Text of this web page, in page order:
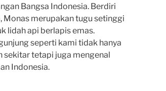
Bangsa Indonesia. Berdiri
Monas merupakan tugu setinggi
lidah api berlapis emas.
seperti kami tidak hanya
sekitar tetapi juga mengenal
Indonesia.